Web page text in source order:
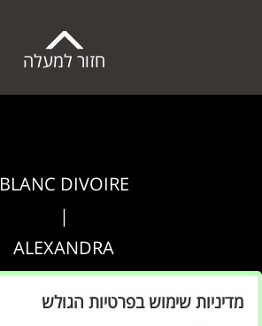
חזור למעלה
BLANC DIVOIRE
|
ALEXANDRA
|
AGRIPPA
מדיניות שימוש בפרטיות הגולש